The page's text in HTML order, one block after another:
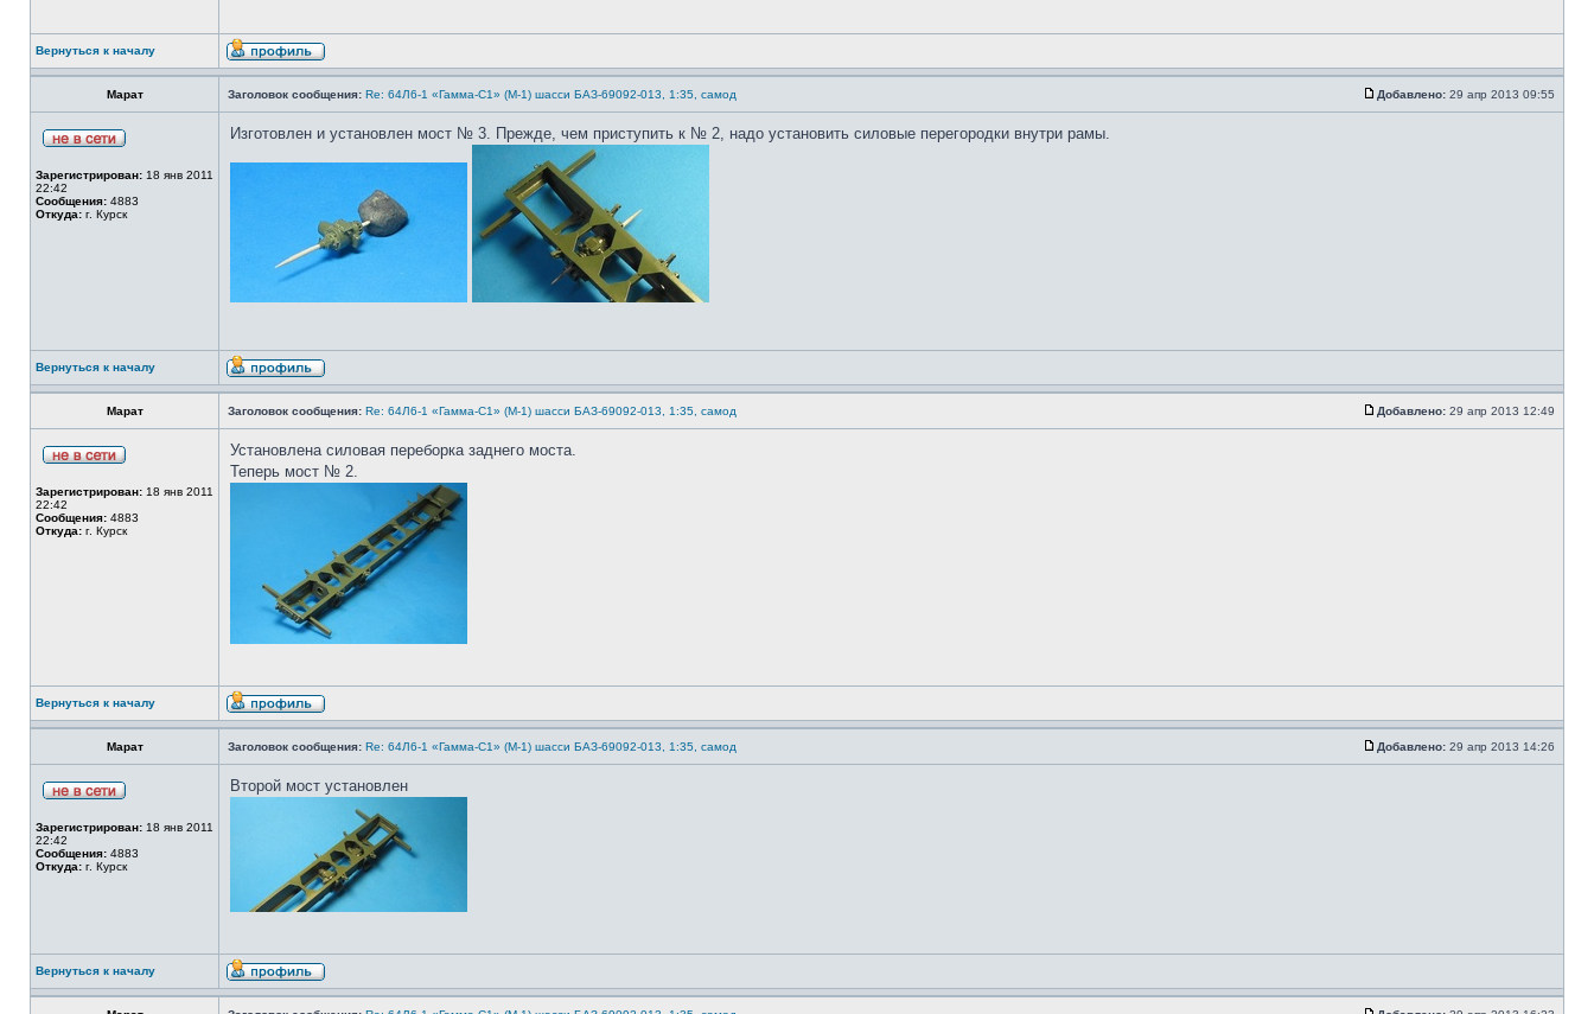
Вернуться к началу
Марат Заголовок сообщения: Re: 64Л6-1 «Гамма-С1» (М-1) шасси БАЗ-69092-013, 1:35, самод Добавлено: 29 апр 2013 09:55
Зарегистрирован: 18 янв 2011
22:42
Сообщения: 4883
Откуда: г. Курск
Изготовлен и установлен мост № 3. Прежде, чем приступить к № 2, надо установить силовые перегородки внутри рамы.
Вернуться к началу
Марат Заголовок сообщения: Re: 64Л6-1 «Гамма-С1» (М-1) шасси БАЗ-69092-013, 1:35, самод Добавлено: 29 апр 2013 12:49
Зарегистрирован: 18 янв 2011
22:42
Сообщения: 4883
Откуда: г. Курск
Установлена силовая переборка заднего моста.
Теперь мост № 2.
Вернуться к началу
Марат Заголовок сообщения: Re: 64Л6-1 «Гамма-С1» (М-1) шасси БАЗ-69092-013, 1:35, самод Добавлено: 29 апр 2013 14:26
Зарегистрирован: 18 янв 2011
22:42
Сообщения: 4883
Откуда: г. Курск
Второй мост установлен
Вернуться к началу